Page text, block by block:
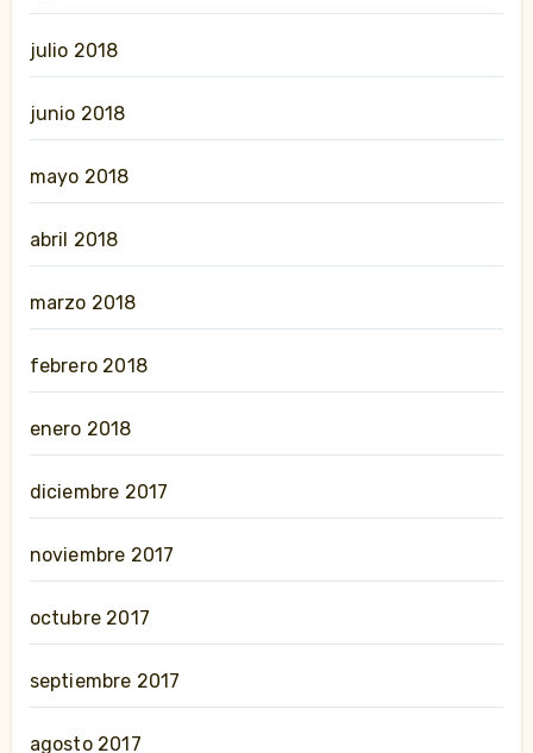
julio 2018
junio 2018
mayo 2018
abril 2018
marzo 2018
febrero 2018
enero 2018
diciembre 2017
noviembre 2017
octubre 2017
septiembre 2017
agosto 2017